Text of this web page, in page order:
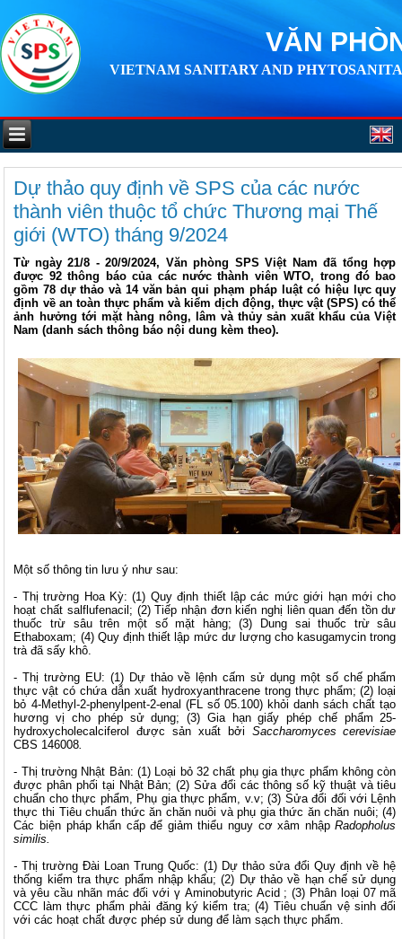
VĂN
VIETNAM SANITARY AND
Dự thảo quy định về SPS của các nước
thành viên thuộc tổ chức Thương mại Thế
giới (WTO) tháng 9/2024
Từ ngày 21/8 - 20/9/2024, Văn phòng SPS Việt Nam đã tổng hợp
được 92 thông báo của các nước thành viên WTO, trong đó bao
gồm 78 dự thảo và 14 văn bản qui phạm pháp luật có hiệu lực quy
định về an toàn thực phẩm và kiểm dịch động, thực vật (SPS) có thể
ảnh hưởng tới mặt hàng nông, lâm và thủy sản xuất khẩu của Việt
Nam (danh sách thông báo nội dung kèm theo).
Một số thông tin lưu ý như sau:
- Thị trường Hoa Kỳ: (1) Quy định thiết lập các mức giới hạn mới cho
hoạt chất salflufenacil; (2) Tiếp nhận đơn kiến nghị liên quan đến tồn dư
thuốc trừ sâu trên một số mặt hàng; (3) Dung sai thuốc trừ sâu
Ethaboxam; (4) Quy định thiết lập mức dư lượng cho kasugamycin trong
trà đã sấy khô.
- Thị trường EU: (1) Dự thảo về lệnh cấm sử dụng một số chế phẩm
thực vật có chứa dẫn xuất hydroxyanthracene trong thực phẩm; (2) loại
bỏ 4-Methyl-2-phenylpent-2-enal (FL số 05.100) khỏi danh sách chất tạo
hương vị cho phép sử dụng; (3) Gia hạn giấy phép chế phẩm 25-
hydroxycholecalciferol được sản xuất bởi Saccharomyces cerevisiae
CBS 146008.
- Thị trường Nhật Bản: (1) Loại bỏ 32 chất phụ gia thực phẩm không còn
được phân phối tại Nhật Bản; (2) Sửa đổi các thông số kỹ thuật và tiêu
chuẩn cho thực phẩm, Phụ gia thực phẩm, v.v; (3) Sửa đổi đối với Lệnh
thực thi Tiêu chuẩn thức ăn chăn nuôi và phụ gia thức ăn chăn nuôi; (4)
Các biện pháp khẩn cấp để giảm thiểu nguy cơ xâm nhậpRadopholus
similis.
-Thị trường Đài Loan Trung Quốc: (1) Dự thảo sửa đổi Quy định về hệ
thống kiểm tra thực phẩm nhập khẩu; (2) Dự thảo về hạn chế sử dụng
và yêu cầu nhãn mác đối với γ Aminobutyric Acid ; (3) Phân loại 07 mã
CCC làm thực phẩm phải đăng ký kiểm tra; (4) Tiêu chuẩn vệ sinh đối
với các hoạt chất được phép sử dung để làm sạch thực phẩm.